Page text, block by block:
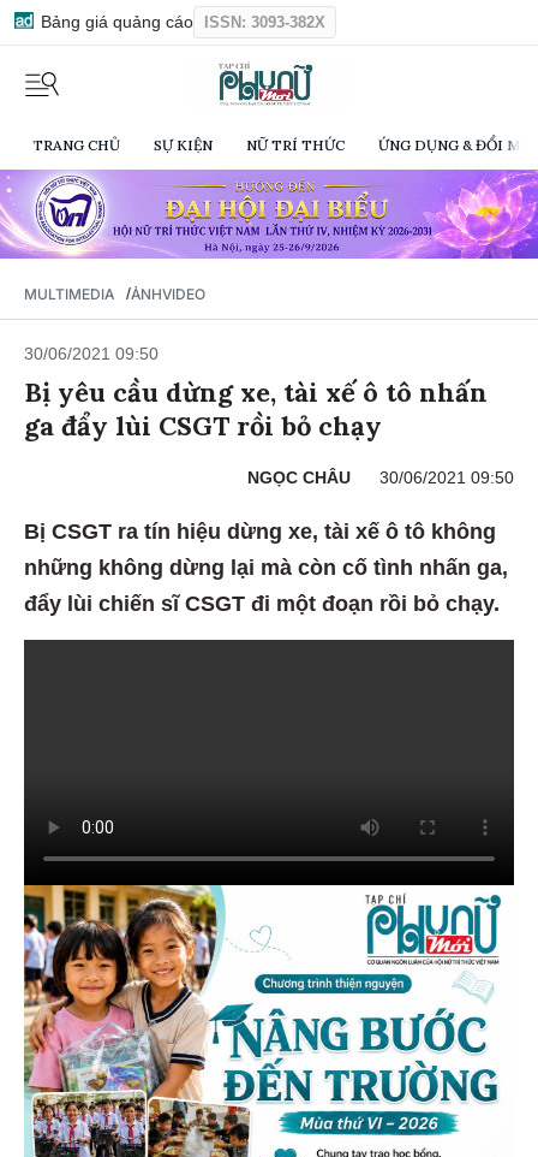
Bảng giá quảng cáo ISSN: 3093-382X
TRANG CHỦ SỰ KIỆN NỮ TRÍ THỨC ỨNG DỤNG & ĐỔI
MULTIMEDIA /ẢNHVIDEO
30/06/2021 09:50
Bị yêu cầu dừng xe, tài xế ô tô nhấn
ga đẩy lùi CSGT rồi bỏ chạy
NGỌC CHÂU 30/06/2021 09:50
Bị CSGT ra tín hiệu dừng xe, tài xế ô tô không
những không dừng lại mà còn cố tình nhấn ga,
đẩy lùi chiến sĩ CSGT đi một đoạn rồi bỏ chạy.